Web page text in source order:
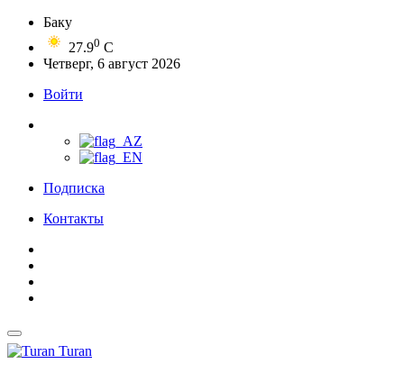
Баку
27.90 C
Четверг, 6 август 2026
Войти
Подписка
Контакты
Turan